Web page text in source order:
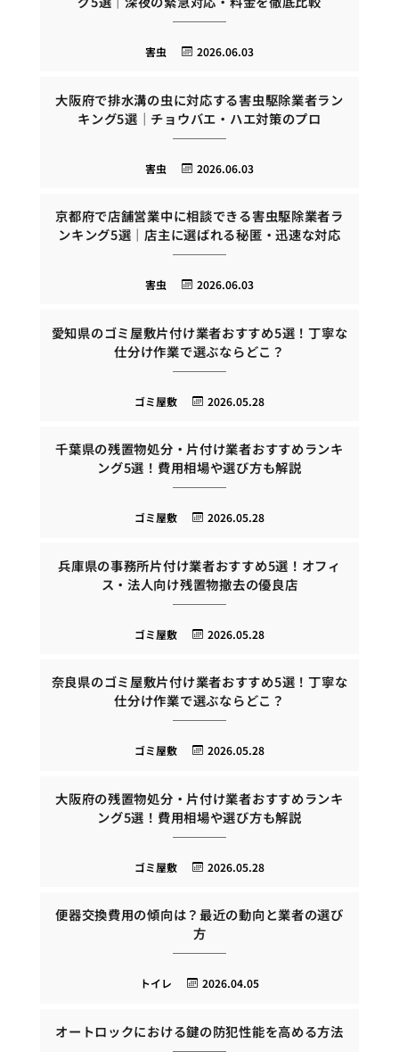
2026.06.03
害虫
大阪府で排水溝の虫に対応する害虫駆除業者ラン
キング5選｜チョウバエ・ハエ対策のプロ
2026.06.03
害虫
京都府で店舗営業中に相談できる害虫駆除業者ラ
ンキング5選｜店主に選ばれる秘匿・迅速な対応
2026.06.03
害虫
愛知県のゴミ屋敷片付け業者おすすめ5選！丁寧な
仕分け作業で選ぶならどこ？
2026.05.28
ゴミ屋敷
千葉県の残置物処分・片付け業者おすすめランキ
ング5選！費用相場や選び方も解説
2026.05.28
ゴミ屋敷
兵庫県の事務所片付け業者おすすめ5選！オフィ
ス・法人向け残置物撤去の優良店
2026.05.28
ゴミ屋敷
奈良県のゴミ屋敷片付け業者おすすめ5選！丁寧な
仕分け作業で選ぶならどこ？
2026.05.28
ゴミ屋敷
大阪府の残置物処分・片付け業者おすすめランキ
ング5選！費用相場や選び方も解説
2026.05.28
ゴミ屋敷
便器交換費用の傾向は？最近の動向と業者の選び
方
2026.04.05
トイレ
オートロックにおける鍵の防犯性能を高める方法